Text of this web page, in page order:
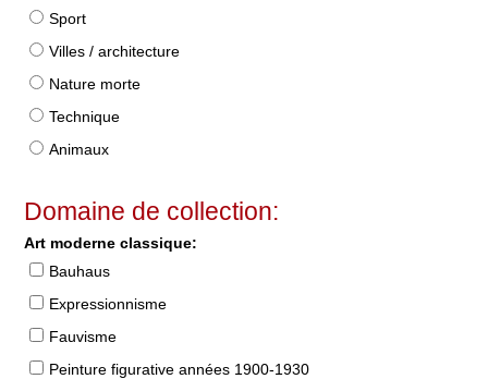
Sport
Villes / architecture
Nature morte
Technique
Animaux
Domaine de collection:
Art moderne classique:
Bauhaus
Expressionnisme
Fauvisme
Peinture figurative années 1900-1930